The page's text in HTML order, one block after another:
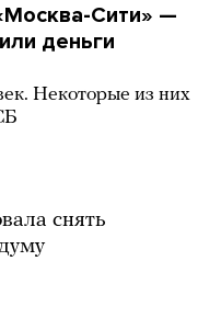
Сити» —
деньги
Некоторые из них
снять